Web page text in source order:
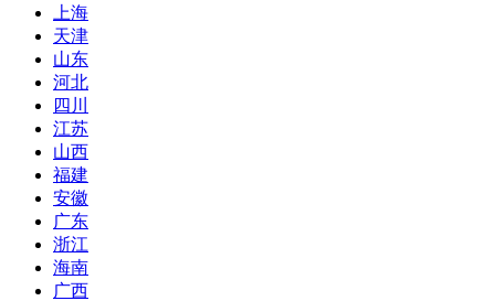
上海
天津
山东
河北
四川
江苏
山西
福建
安徽
广东
浙江
海南
广西